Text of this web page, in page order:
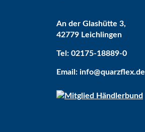
Bestseller
An der Glashütte 3,
42779 Leichlingen
Tel: 02175-18889-0
Email: info@quarzflex.de